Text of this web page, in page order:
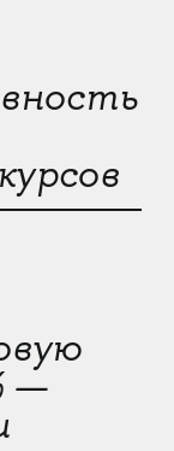
—